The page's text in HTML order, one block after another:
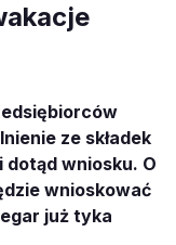
ze składek
dotąd wniosku. O
wnioskować
już tyka